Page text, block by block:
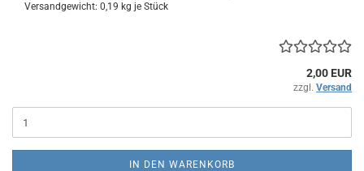
Versandgewicht: 0,19 kg je Stück
2,00 EUR
zzgl. Versand
IN DEN WARENKORB